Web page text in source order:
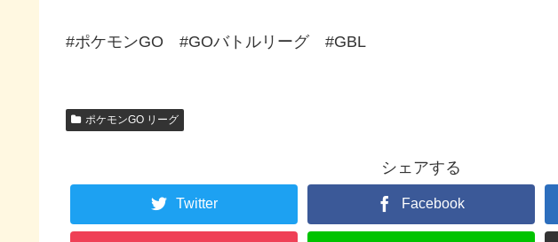
#ポケモンGO​​​​​​​​​​​​​ #GOバトルリーグ​​​​​​​​​​​​​ #GBL
ポケモンGO リーグ
シェアする
Twitter Facebook